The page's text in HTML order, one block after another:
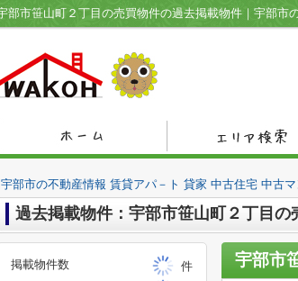
宇部市の不動産情報 賃貸アパ－ト 貸家 中古住宅 中古
過去掲載物件：宇部市笹山町２丁目の
宇部市
掲載物件数
件